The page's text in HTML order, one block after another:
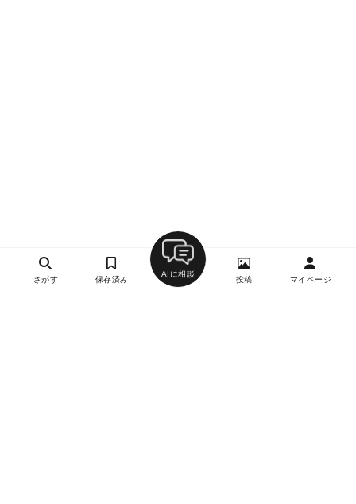
さがす 保存済み
AIに相談
投稿 マイページ